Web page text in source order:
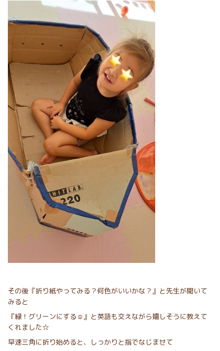
その後『折り紙やってみる？何色がいいかな？』と先生が聞いて
みると
『緑！グリーンにする☺︎』と英語も交えながら嬉しそうに教えて
くれました☆
早速三角に折り始めると、しっかりと指でなじませて